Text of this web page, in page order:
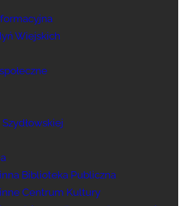
Wiejskich
Biblioteka Publiczna
Centrum Kultury